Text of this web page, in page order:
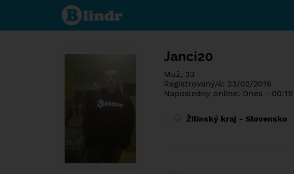
Poznej co je
pod maskou.
Seznamovací
Janci20
Muž, 33
Registrovaný/á: 23/02/2016
Naposledny online: Dnes - 00:19
Žilinský kraj - Slovensko